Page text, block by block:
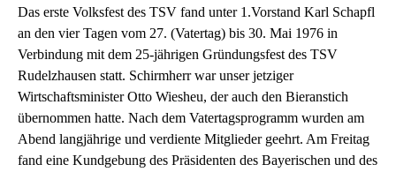
Das erste Volksfest des TSV fand unter 1.Vorstand Karl Schapfl
an den vier Tagen vom 27. (Vatertag) bis 30. Mai 1976 in
Verbindung mit dem 25-jährigen Gründungsfest des TSV
Rudelzhausen statt. Schirmherr war unser jetziger
Wirtschaftsminister Otto Wiesheu, der auch den Bieranstich
übernommen hatte. Nach dem Vatertagsprogramm wurden am
Abend langjährige und verdiente Mitglieder geehrt. Am Freitag
fand eine Kundgebung des Präsidenten des Bayerischen und des